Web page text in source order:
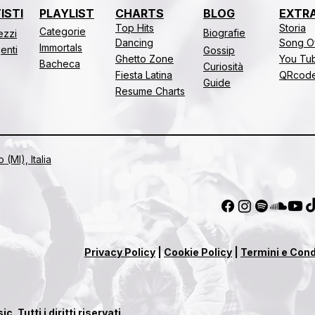
PLAYLIST
Categorie
Immortals
Bacheca
CHARTS
Top Hits
Dancing
Ghetto Zone
Fiesta Latina
Resume Charts
BLOG
Biografie
Gossip
Curiosità
Guide
Storia
Song
You
(MI), Italia
Privacy Policy|Cookie Policy Termini e